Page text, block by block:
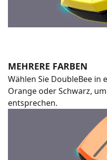
MEHRERE FARBEN
Wählen Sie DoubleBee in
Orange oder Schwarz,
entsprechen.